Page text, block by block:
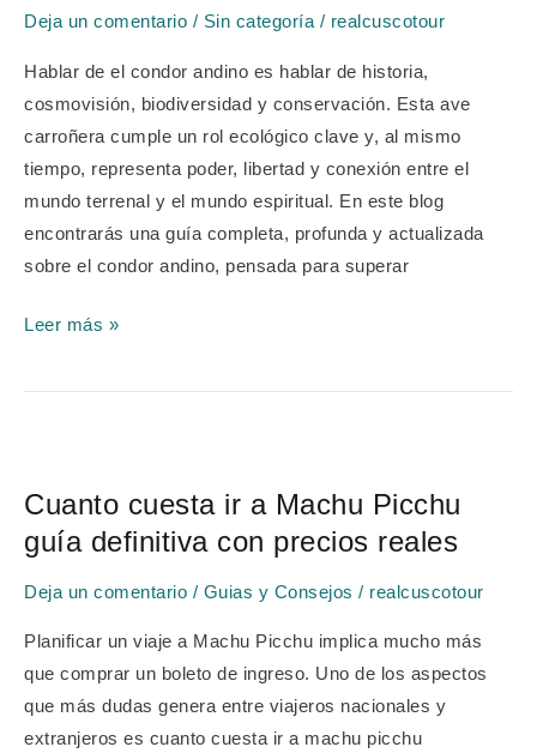
Deja un comentario / Sin categoría/ realcuscotour
Hablar de el condor andino es hablar de historia,
cosmovisión, biodiversidad y conservación. Esta ave
carroñera cumple un rol ecológico clave y, al mismo
tiempo, representa poder, libertad y conexión entre el
mundo terrenal y el mundo espiritual. En este blog
encontrarás una guía completa, profunda y actualizada
sobre el condor andino, pensada para superar
de
los
Andes
y
guardián
del
cielo
Leer más »
Cuanto cuesta ir a Machu Picchu
guía definitiva con precios reales
Deja un comentario / Guias y Consejos / realcuscotour
Planificar un viaje a Machu Picchu implica mucho más
que comprar un boleto de ingreso. Uno de los aspectos
que más dudas genera entre viajeros nacionales y
extranjeros es cuanto cuesta ir a machu picchu
ir
a
Picchu
guía
definitiva
con
precios